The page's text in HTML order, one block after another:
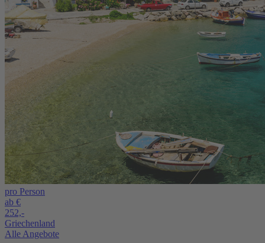
pro Person
ab €
252,-
Griechenland
Alle Angebote